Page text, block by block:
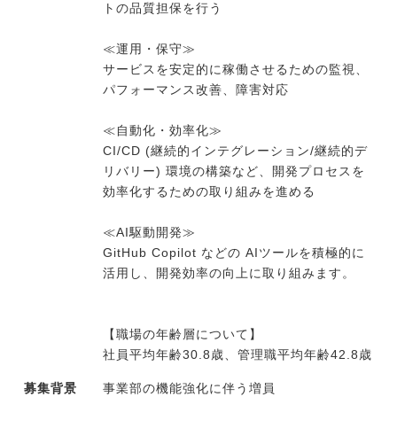
トの品質担保を行う
≪運用・保守≫
サービスを安定的に稼働させるための監視、
パフォーマンス改善、障害対応
≪自動化・効率化≫
CI/CD (継続的インテグレーション/継続的デ
リバリー) 環境の構築など、開発プロセスを
効率化するための取り組みを進める
≪AI駆動開発≫
GitHub Copilot などの AIツールを積極的に
活用し、開発効率の向上に取り組みます。
【職場の年齢層について】
社員平均年齢30.8歳、管理職平均年齢42.8歳
募集背景 事業部の機能強化に伴う増員